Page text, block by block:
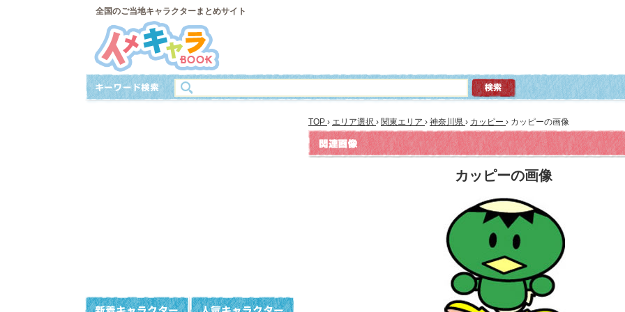
全国のご当地キャラクターまとめサイト
TOP › エリア選択 › 関東エリア › 神奈川県 › カッピー › カッピーの画像
カッピーの画像